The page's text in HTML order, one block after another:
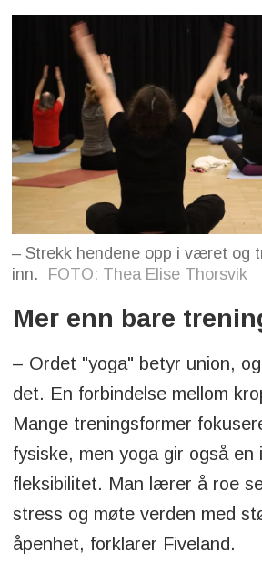
– Strekk hendene opp i været og
inn.
FOTO: Thea Elise Thorsvik
Mer enn bare
– Ordet "yoga" betyr union,
det. En forbindelse mellom
Mange treningsformer
fysiske, men yoga gir også en
fleksibilitet. Man lærer å roe
stress og møte verden med
åpenhet, forklarer Fiveland.